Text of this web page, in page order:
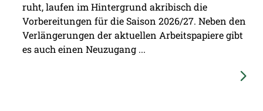
ruht, laufen im Hintergrund akribisch die
Vorbereitungen für die Saison 2026/27. Neben den
Verlängerungen der aktuellen Arbeitspapiere gibt
es auch einen Neuzugang ...